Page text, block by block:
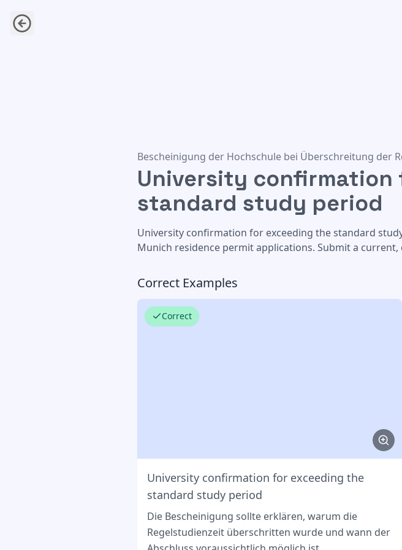
University confirmation for exceeding the standard
Bescheinigung der Hochschule bei Überschreitung der
University confirmation
standard study period
University confirmation for exceeding the standard
Munich residence permit applications. Submit a
Correct Examples
Correct
University confirmation for exceeding the
standard study period
Die Bescheinigung sollte erklären, warum die
Regelstudienzeit überschritten wurde und wann der